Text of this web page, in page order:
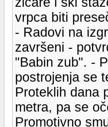
vrpca biti
- Radovi na
završeni -
"Babin zub". -
postrojenja se
Proteklih dana
metra, pa se
Promotivno